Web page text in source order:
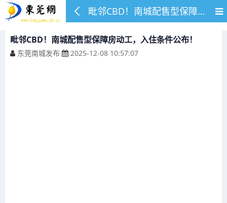
毗邻CBD！南城配售型保障房动工，入住条件公布！
毗邻CBD！南城配售型保障房动工，入住条件公布！
东莞南城发布 2025-12-08 10:57:07